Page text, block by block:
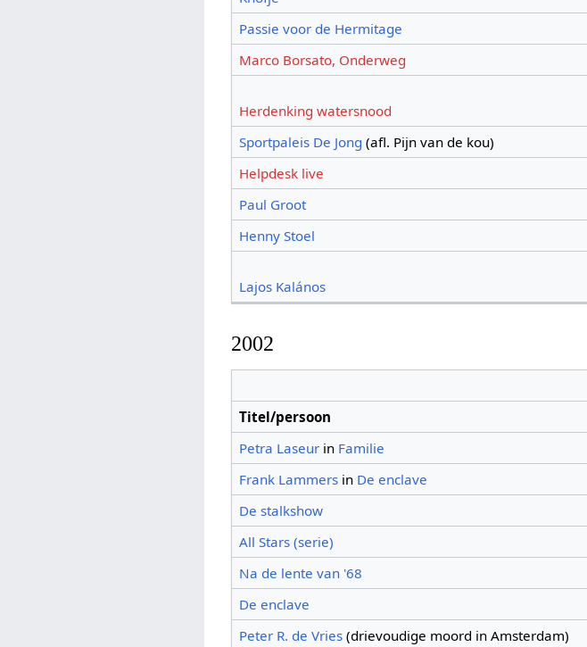
Passie voor de Hermitage
Marco Borsato, Onderweg
Herdenking watersnood
Sportpaleis De Jong (afl. Pijn van de kou)
Helpdesk live
Paul Groot
Henny Stoel
Lajos Kalános
2002
Titel/persoon
Petra Laseurin Familie
Frank Lammersin De enclave
De stalkshow
All Stars (serie)
Na de lente van '68
De enclave
Peter R. de Vries(drievoudige moord in Amsterdam)